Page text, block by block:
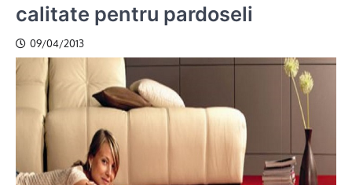
calitate pentru pardoseli
09/04/2013